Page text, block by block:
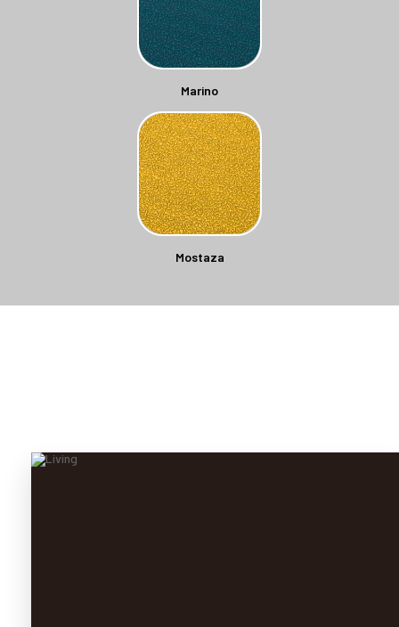
Marino
Mostaza